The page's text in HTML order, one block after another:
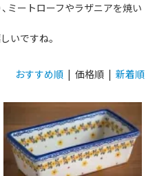
ミートローフやラザニアを焼い
いですね。
おすすめ順 | 価格順 | 新着順